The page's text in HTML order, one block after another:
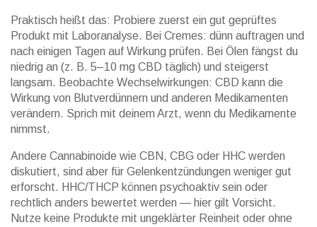
Praktisch heißt das: Probiere zuerst ein gut geprüftes
Produkt mit Laboranalyse. Bei Cremes: dünn auftragen und
nach einigen Tagen auf Wirkung prüfen. Bei Ölen fängst du
niedrig an (z. B. 5–10 mg CBD täglich) und steigerst
langsam. Beobachte Wechselwirkungen: CBD kann die
Wirkung von Blutverdünnern und anderen Medikamenten
verändern. Sprich mit deinem Arzt, wenn du Medikamente
nimmst.
Andere Cannabinoide wie CBN, CBG oder HHC werden
diskutiert, sind aber für Gelenkentzündungen weniger gut
erforscht. HHC/THCP können psychoaktiv sein oder
rechtlich anders bewertet werden — hier gilt Vorsicht.
Nutze keine Produkte mit ungeklärter Reinheit oder ohne